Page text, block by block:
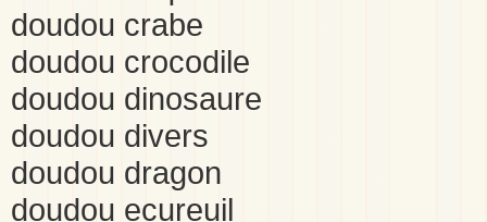
doudou crabe
doudou crocodile
doudou dinosaure
doudou divers
doudou dragon
doudou ecureuil